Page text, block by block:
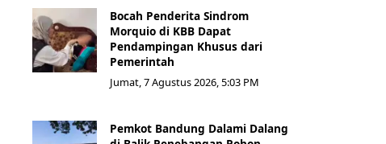
Bocah Penderita Sindrom
Morquio di KBB Dapat
Pendampingan Khusus dari
Pemerintah
Jumat, 7 Agustus 2026, 5:03 PM
Pemkot Bandung Dalami Dalang